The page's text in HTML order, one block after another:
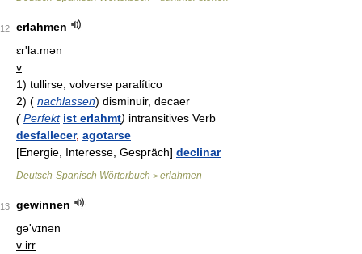
12
erlahmen
ɛr'laːmən
v
1) tullirse, volverse paralítico
2) ( nachlassen) disminuir, decaer
( Perfekt ist erlahmt) intransitives Verb
desfallecer, agotarse
[Energie, Interesse, Gespräch] declinar
Deutsch-Spanisch Wörterbuch > erlahmen
13
gewinnen
gə'vɪnən
v irr